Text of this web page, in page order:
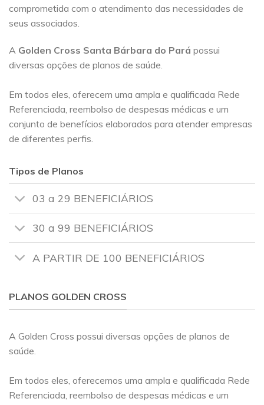
comprometida com o atendimento das necessidades de
seus associados.
A Golden Cross Santa Bárbara do Pará possui
diversas opções de planos de saúde.
Em todos eles, oferecem uma ampla e qualificada Rede
Referenciada, reembolso de despesas médicas e um
conjunto de benefícios elaborados para atender empresas
de diferentes perfis.
Tipos de Planos
03 a 29 BENEFICIÁRIOS
30 a 99 BENEFICIÁRIOS
A PARTIR DE 100 BENEFICIÁRIOS
PLANOS GOLDEN CROSS
A Golden Cross possui diversas opções de planos de
saúde.
Em todos eles, oferecemos uma ampla e qualificada Rede
Referenciada, reembolso de despesas médicas e um